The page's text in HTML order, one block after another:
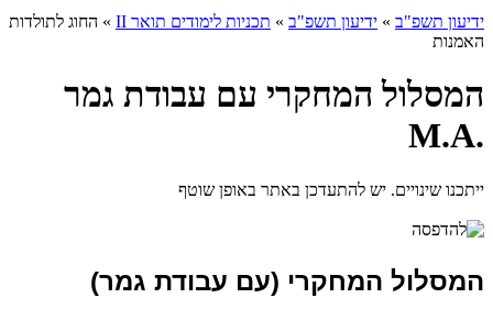
ידיעון תשפ"ב » ידיעון תשפ"ב » תכניות לימודים תואר II » החוג לתולדות
האמנות
המסלול המחקרי עם עבודת גמר
.M.A
ייתכנו שינויים. יש להתעדכן באתר באופן שוטף
המסלול המחקרי (עם עבודת גמר)